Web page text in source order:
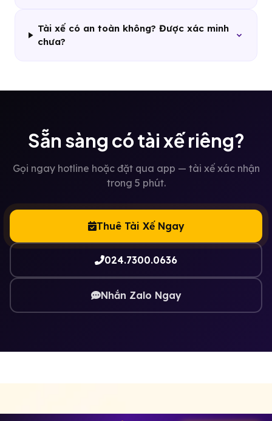
Tài xế có an toàn không? Được xác minh
chưa?
Sẵn sàng có tài xế riêng?
Gọi ngay hotline hoặc đặt qua app — tài xế xác nhận
trong 5 phút.
Thuê Tài Xế Ngay
024.7300.0636
Nhắn Zalo Ngay